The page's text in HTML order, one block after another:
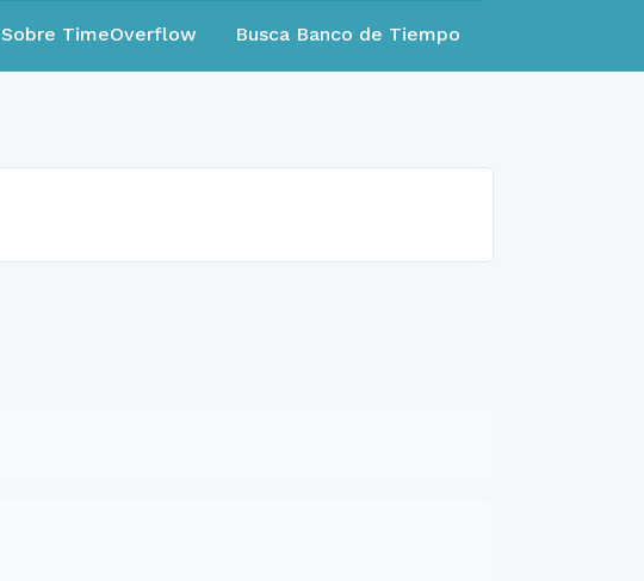
Sobre TimeOverflow Busca Banco de Tiempo